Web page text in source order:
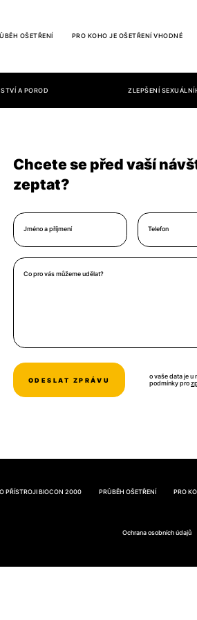
OŠETŘENÍ PRO KOHO JE OŠETŘENÍ VHODNÉ
A POROD ZLEPŠENÍ
Chcete se před vaší
zeptat?
Jméno a příjmení Telefon
Co pro vás můžeme udělat?
o vaše data je u
podmínky pro
O PŘÍSTROJI BIOCON 2000 PRŮBĚH OŠETŘENÍ PRO
Ochrana osobních údajů